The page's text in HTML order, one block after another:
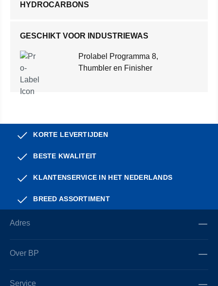
HYDROCARBONS
GESCHIKT VOOR INDUSTRIEWAS
Prolabel Programma 8,
Thumbler en Finisher
KORTE LEVERTIJDEN
BESTE KWALITEIT
KLANTENSERVICE IN HET NEDERLANDS
BREED ASSORTIMENT
Adres
Over BP
Service